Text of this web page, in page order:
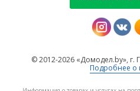
© 2012-2026 «Домодел.by», г.
Подробнее о